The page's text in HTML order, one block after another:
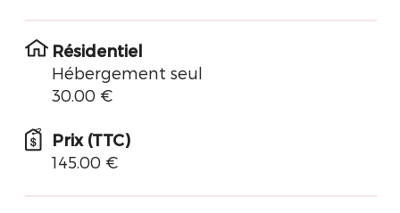
Résidentiel
Hébergement seul
30.00 €
Prix (TTC)
145.00 €